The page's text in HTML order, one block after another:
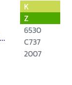
K
Z
6530
C737
2007